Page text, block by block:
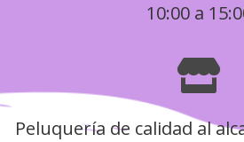
10:00 a

Peluquería de calidad al